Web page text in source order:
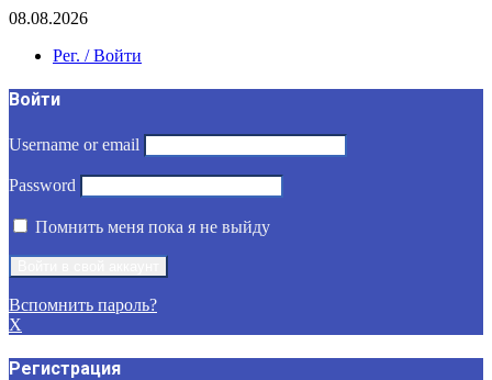
08.08.2026
Рег. / Войти
Войти
Username or email
Password
Помнить меня пока я не выйду
Вспомнить пароль?
X
Регистрация